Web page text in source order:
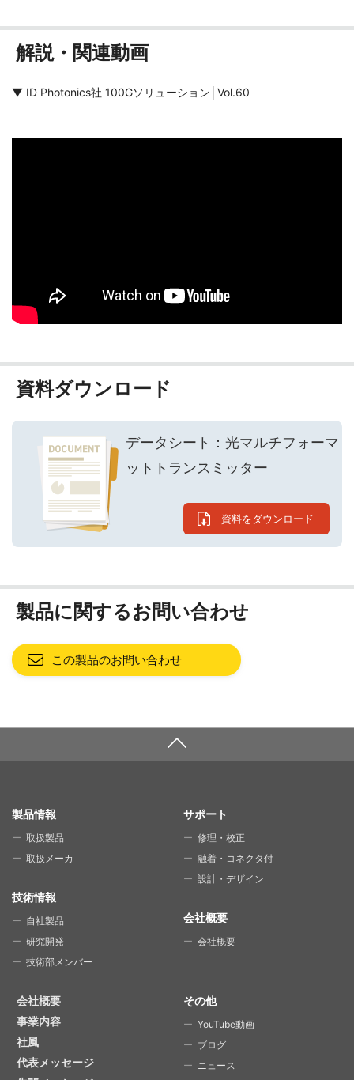
解説・関連動画
▼ ID Photonics社 100Gソリューション│Vol.60
資料ダウンロード
データシート：光マルチフォーマ
ットトランスミッター
資料をダウンロード
製品に関するお問い合わせ
この製品のお問い合わせ
SITE MAP
製品情報
取扱製品
取扱メーカ
技術情報
自社製品
研究開発
技術部メンバー
サポート
修理・校正
融着・コネクタ付
設計・デザイン
会社概要
会社概要
会社概要
事業内容
社風
代表メッセージ
その他
YouTube動画
ブログ
ニュース